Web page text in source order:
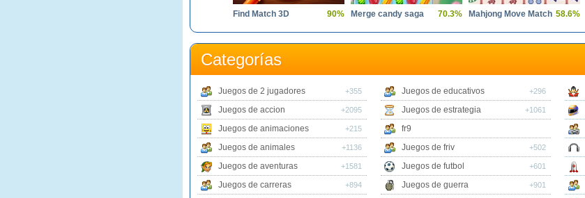
Find Match 3D 90% Merge candy saga 70.3% Mahjong Move Match 58.6%
Categorías
Juegos de 2 jugadores +355
Juegos de accion +2095
Juegos de animaciones +215
Juegos de animales +1136
Juegos de aventuras +1581
Juegos de carreras +894
Juegos de educativos +296
Juegos de estrategia +1061
fr9
Juegos de friv
+502
Juegos de futbol +601
Juegos de guerra +901